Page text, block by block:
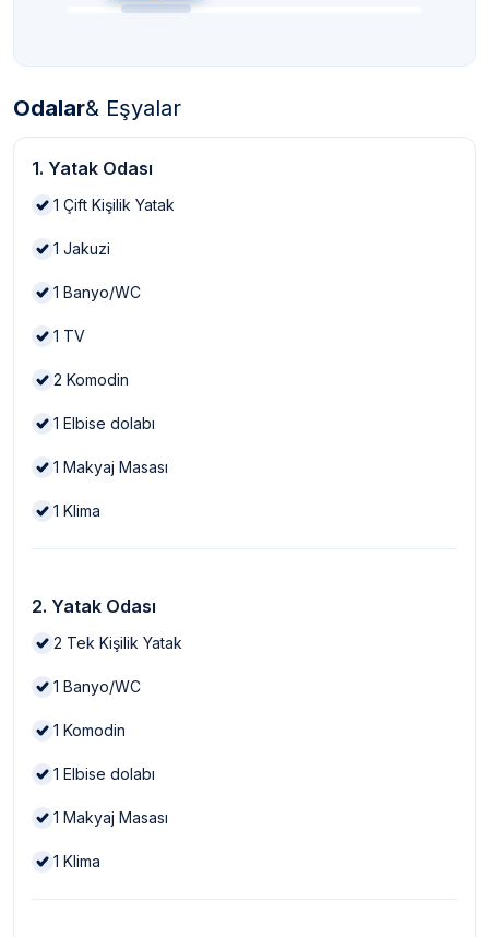
Odalar& Eşyalar
1. Yatak Odası
1 Çift Kişilik Yatak
1 Jakuzi
1 Banyo/WC
1 TV
2 Komodin
1 Elbise dolabı
1 Makyaj Masası
1 Klima
2. Yatak Odası
2 Tek Kişilik Yatak
1 Banyo/WC
1 Komodin
1 Elbise dolabı
1 Makyaj Masası
1 Klima